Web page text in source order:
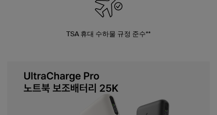
TSA 휴대 수하물 규정 준수**